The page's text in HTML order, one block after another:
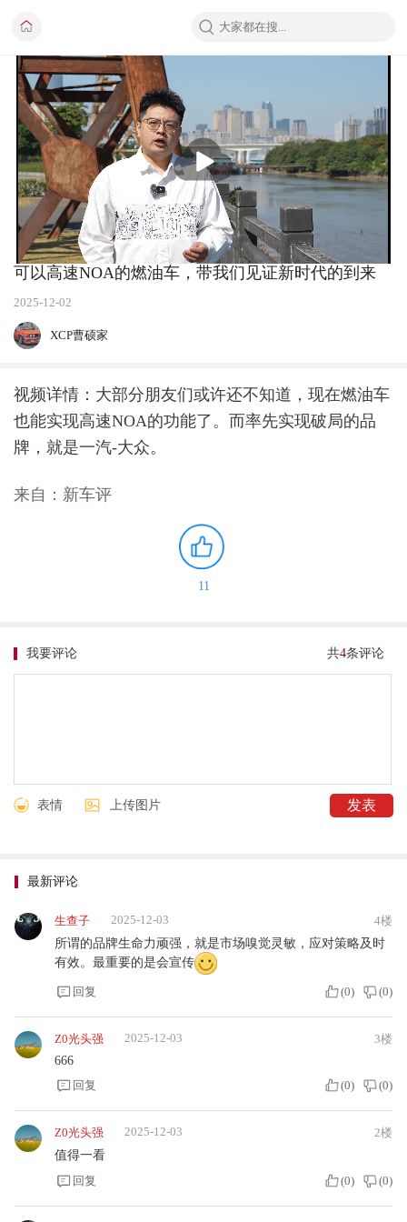
播
放
可以高速NOA的燃油车，带我们见证新时代的到来
2025-12-02
XCP曹硕家
视频详情：大部分朋友们或许还不知道，现在燃油车
也能实现高速NOA的功能了。而率先实现破局的品
牌，就是一汽-大众。
来自：新车评
11
共4条评论
我要评论
表情 上传图片
最新评论
生查子 2025-12-03
4楼
所谓的品牌生命力顽强，就是市场嗅觉灵敏，应对策略及时
有效。最重要的是会宣传
回复 (0) (0)
Z0光头强 2025-12-03
3楼
666
回复
(0) (0)
Z0光头强 2025-12-03
2楼
值得一看
回复
(0) (0)